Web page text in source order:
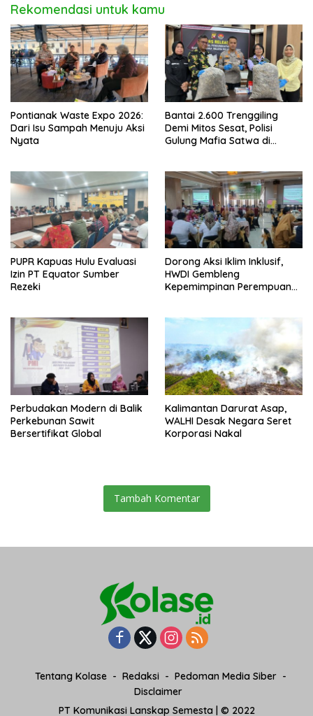
Rekomendasi untuk kamu
Pontianak Waste Expo 2026:
Dari Isu Sampah Menuju Aksi
Nyata
Bantai 2.600 Trenggiling
Demi Mitos Sesat, Polisi
Gulung Mafia Satwa di
PUPR Kapuas Hulu Evaluasi
Izin PT Equator Sumber
Rezeki
Dorong Aksi Iklim Inklusif,
HWDI Gembleng
Kepemimpinan Perempuan
Perbudakan Modern di Balik
Perkebunan Sawit
Bersertifikat Global
Kalimantan Darurat Asap,
WALHI Desak Negara Seret
Korporasi Nakal
Tambah Komentar
Tentang Kolase Redaksi
Pedoman Media Siber
Disclaimer
PT Komunikasi Lanskap Semesta | © 2022